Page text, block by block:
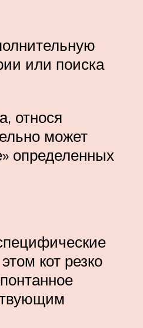
или поиска
относя
может
определенных
кот резко